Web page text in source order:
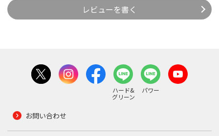
レビューを書く
ハード&
グリーン
パワー
お問い合わせ